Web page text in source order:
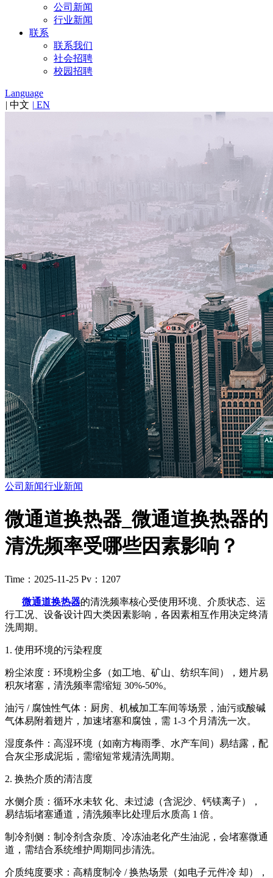
公司新闻
行业新闻
联系
联系我们
社会招聘
校园招聘
Language
| 中文 | EN
公司新闻行业新闻
微通道换热器_微通道换热器的
清洗频率受哪些因素影响？
Time：2025-11-25 Pv：1207
微通道换热器的清洗频率核心受使用环境、介质状态、运
行工况、设备设计四大类因素影响，各因素相互作用决定终清
洗周期。
1. 使用环境的污染程度
粉尘浓度：环境粉尘多（如工地、矿山、纺织车间），翅片易
积灰堵塞，清洗频率需缩短 30%-50%。
油污 / 腐蚀性气体：厨房、机械加工车间等场景，油污或酸碱
气体易附着翅片，加速堵塞和腐蚀，需 1-3 个月清洗一次。
湿度条件：高湿环境（如南方梅雨季、水产车间）易结露，配
合灰尘形成泥垢，需缩短常规清洗周期。
2. 换热介质的清洁度
水侧介质：循环水未软 化、未过滤（含泥沙、钙镁离子），
易结垢堵塞通道，清洗频率比处理后水质高 1 倍。
制冷剂侧：制冷剂含杂质、冷冻油老化产生油泥，会堵塞微通
道，需结合系统维护周期同步清洗。
介质纯度要求：高精度制冷 / 换热场景（如电子元件冷 却），